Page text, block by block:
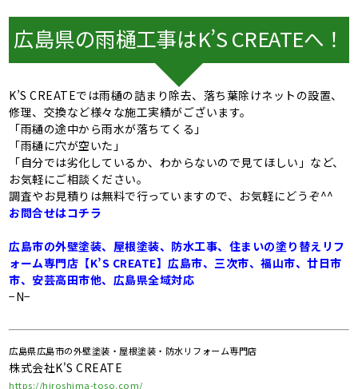
広島県の雨樋工事はK’S CREATEへ！
K’S CREATEでは雨樋の詰まり除去、落ち葉除けネットの設置、
修理、交換など様々な施工実績がございます。
「雨樋の途中から雨水が落ちてくる」
「雨樋に穴が空いた」
「自分では劣化しているか、わからないので見てほしい」など、
お気軽にご相談ください。
調査やお見積りは無料で行っていますので、お気軽にどうぞ^^
お問合せはコチラ
広島市の外壁塗装、屋根塗装、防水工事、住まいの塗り替えリフ
ォーム専門店【K’S CREATE】広島市、三次市、福山市、廿日市
市、安芸高田市他、広島県全域対応
−N−
広島県広島市の外壁塗装・屋根塗装・防水リフォーム専門店
株式会社K'S CREATE
https://hiroshima-toso.com/